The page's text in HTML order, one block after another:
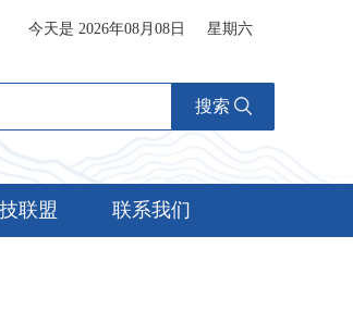
今天是 2026年08月08日 星期六
搜索
联盟 联系我们